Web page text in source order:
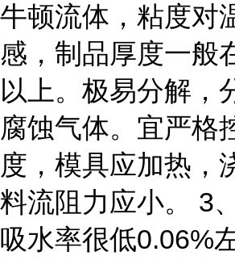
牛顿流体，粘度对
感，制品厚度一般
以上。极易分解，
腐蚀气体。宜严格
度，模具应加热，
料流阻力应小。 3
吸水率很低0.06%